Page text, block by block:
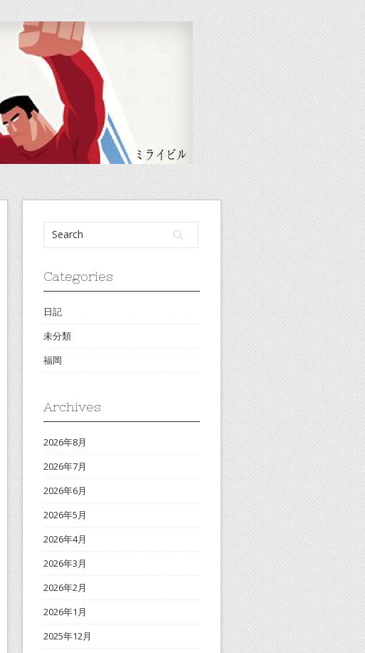
Categories
日記
未分類
福岡
Archives
2026年8月
2026年7月
2026年6月
2026年5月
2026年4月
2026年3月
2026年2月
2026年1月
2025年12月